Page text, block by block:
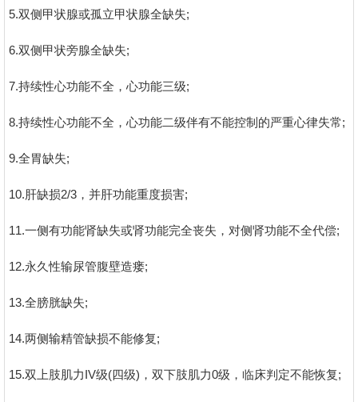
5.双侧甲状腺或孤立甲状腺全缺失;
6.双侧甲状旁腺全缺失;
7.持续性心功能不全，心功能三级;
8.持续性心功能不全，心功能二级伴有不能控制的严重心律失常;
9.全胃缺失;
10.肝缺损2/3，并肝功能重度损害;
11.一侧有功能肾缺失或肾功能完全丧失，对侧肾功能不全代偿;
12.永久性输尿管腹壁造瘘;
13.全膀胱缺失;
14.两侧输精管缺损不能修复;
15.双上肢肌力IV级(四级)，双下肢肌力0级，临床判定不能恢复;